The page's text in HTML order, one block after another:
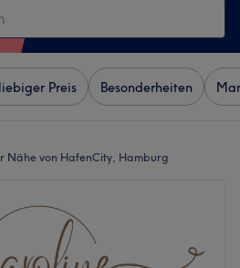
Preis Besonderheiten
Nähe von HafenCity, Hamburg